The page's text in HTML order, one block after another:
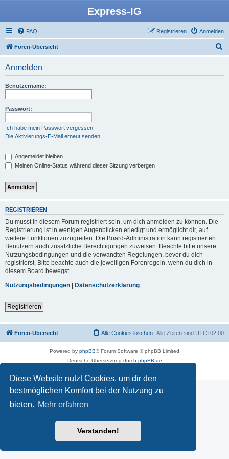
Diese Website nutzt Cookies, um dir den
bestmöglichen Komfort bei der Nutzung zu
bieten. Mehr erfahren
Verstanden!
Express-IG
FAQ Anmelden
Registrieren
Foren-Übersicht
Anmelden
Benutzername:
Passwort:
Ich habe mein Passwort vergessen
Die Aktivierungs-E-Mail erneut senden
Angemeldet bleiben
Meinen Online-Status während dieser Sitzung verbergen
REGISTRIEREN
Du musst in diesem Forum registriert sein, um dich anmelden zu können. Die
Registrierung ist in wenigen Augenblicken erledigt und ermöglicht dir, auf
weitere Funktionen zuzugreifen. Die Board-Administration kann registrierten
Benutzern auch zusätzliche Berechtigungen zuweisen. Beachte bitte unsere
Nutzungsbedingungen und die verwandten Regelungen, bevor du dich
registrierst. Bitte beachte auch die jeweiligen Forenregeln, wenn du dich in
diesem Board bewegst.
Nutzungsbedingungen | Datenschutzerklärung
Registrieren
Foren-Übersicht Alle Zeiten sind UTC+02:00
Alle Cookies löschen
Powered by phpBB® Forum Software © phpBB Limited
Deutsche Übersetzung durch phpBB.de